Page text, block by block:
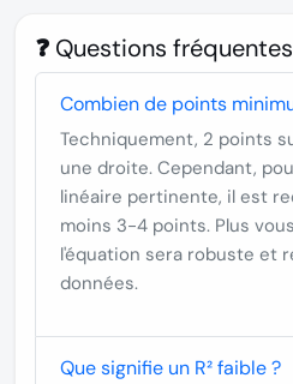
❓ Questions fréquentes
Combien de points
Techniquement, 2 points
une droite. Cependant,
linéaire pertinente, il est
moins 3-4 points. Plus
l'équation sera robuste et
données.
Que signifie un R² faible ?